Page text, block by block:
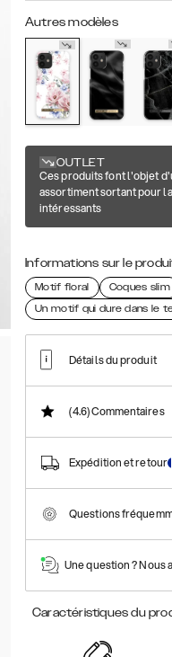
Autres modèles
OUTLET
Ces produits font l'objet
assortiment sortant pour
intéressants
Informations sur le
Motif floral Coques slim
Un motif qui dure dans le
Détails du produit
(4.6)Commentaires
Expédition et retour
Questions
Une question ? Nous
Caractéristiques du